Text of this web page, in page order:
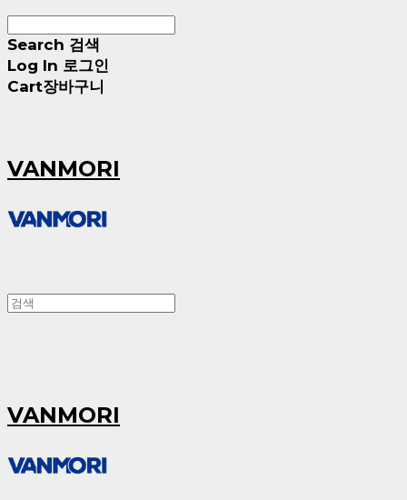
Search 검색
Log In 로그인
Cart장바구니
VANMORI
VANMORI